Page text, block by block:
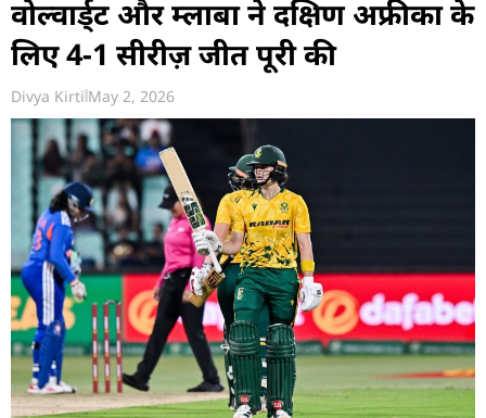
वोल्वार्ड्ट और म्लाबा ने दक्षिण अफ्रीका के
लिए 4-1 सीरीज़ जीत पूरी की
Divya Kirti May 2, 2026